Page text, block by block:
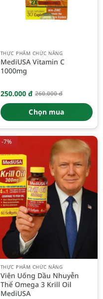
THỰC PHẨM CHỨC NĂNG
MediUSA Vitamin C
1000mg
260.000đ
Giá
gốc
là:
260.000 đ.
250.000 đ
Giá
hiện
tại
là:
250.000 đ.
Chọn mua
-7%
THỰC PHẨM CHỨC NĂNG
Viên Uống Dầu Nhuyễn
Thể Omega 3 Krill Oil
MediUSA